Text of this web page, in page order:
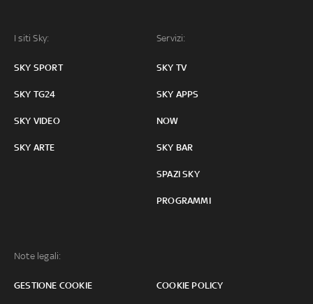
I siti Sky:
SKY SPORT
SKY TG24
SKY VIDEO
SKY ARTE
Servizi:
SKY TV
SKY APPS
NOW
SKY BAR
SPAZI SKY
PROGRAMMI
Note legali:
GESTIONE COOKIE COOKIE POLICY